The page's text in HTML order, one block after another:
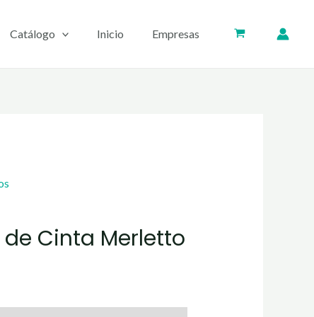
Catálogo Inicio Empresas
Cinta Merletto